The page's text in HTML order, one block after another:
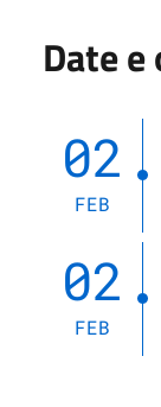
Date
02
FEB
02
FEB